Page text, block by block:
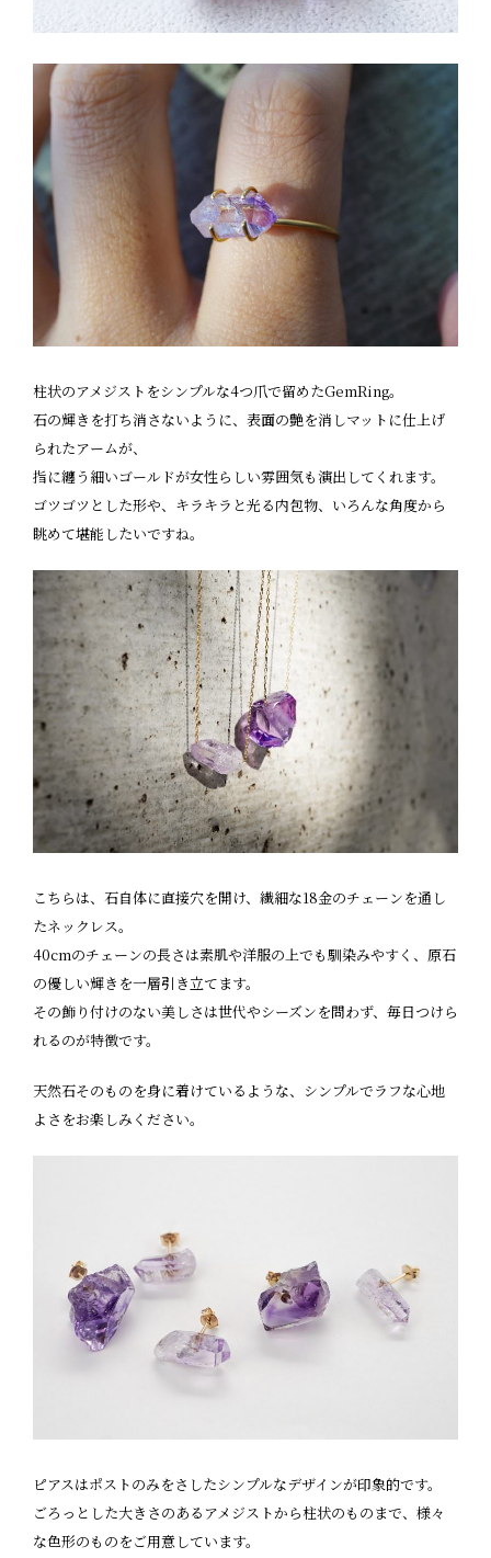
柱状のアメジストをシンプルな4つ爪で留めたGemRing。
石の輝きを打ち消さないように、表面の艶を消しマットに仕上げ
られたアームが、
指に纏う細いゴールドが女性らしい雰囲気も演出してくれます。
ゴツゴツとした形や、キラキラと光る内包物、いろんな角度から
眺めて堪能したいですね。
こちらは、石自体に直接穴を開け、繊細な18金のチェーンを通し
たネックレス。
40cmのチェーンの長さは素肌や洋服の上でも馴染みやすく、原石
の優しい輝きを一層引き立てます。
その飾り付けのない美しさは世代やシーズンを問わず、毎日つけら
れるのが特徴です。
天然石そのものを身に着けているような、シンプルでラフな心地
よさをお楽しみください。
ピアスはポストのみをさしたシンプルなデザインが印象的です。
ごろっとした大きさのあるアメジストから柱状のものまで、様々
な色形のものをご用意しています。